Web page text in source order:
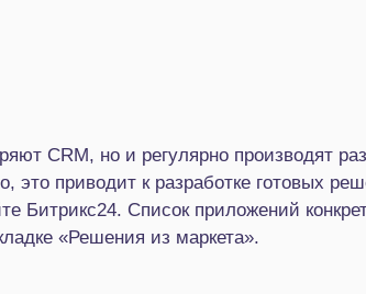
CRM, но и регулярно производят
это приводит к разработке готовых
Битрикс24. Список приложений
«Решения из маркета».